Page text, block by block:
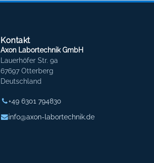
Kontakt
Axon Labortechnik GmbH
Lauerhöfer Str. 9a
67697 Otterberg
Deutschland
+49 6301 794830
info@axon-labortechnik.de